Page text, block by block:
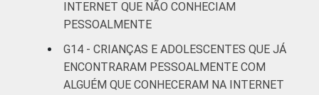
11
De 15 a 17
anos
11
INTERNET QUE NÃO CONHECIAM
PESSOALMENTE
G14 - CRIANÇAS E ADOLESCENTES QUE JÁ
ENCONTRARAM PESSOALMENTE COM
ALGUÉM QUE CONHECERAM NA INTERNET